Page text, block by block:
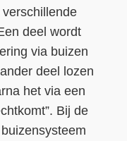
deel wordt
via buizen
deel lozen
het via een
Bij de